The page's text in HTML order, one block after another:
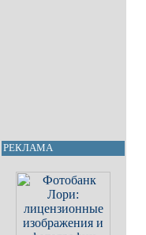
РЕКЛАМА